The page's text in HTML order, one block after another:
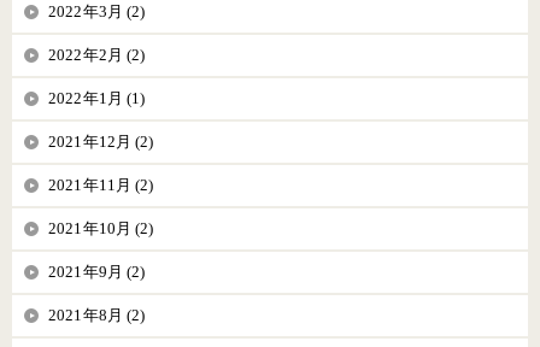
2022年3月 (2)
2022年2月 (2)
2022年1月 (1)
2021年12月 (2)
2021年11月 (2)
2021年10月 (2)
2021年9月 (2)
2021年8月 (2)